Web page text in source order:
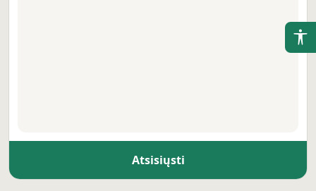
Atsisiųsti